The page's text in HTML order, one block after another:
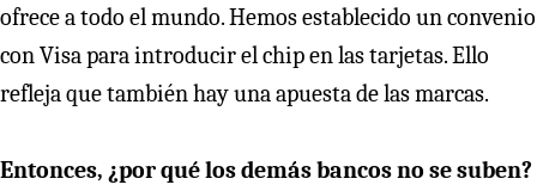
ofrece a todo el mundo. Hemos establecido un convenio
con Visa para introducir el chip en las tarjetas. Ello
refleja que también hay una apuesta de las marcas.
Entonces, ¿por qué los demás bancos no se suben?